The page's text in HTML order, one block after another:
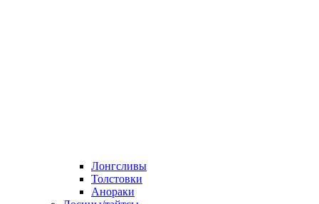
Лонгсливы
Толстовки
Анораки